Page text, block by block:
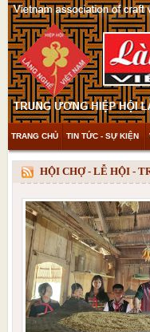
TRANG CHỦ TIN TỨC - SỰ KIỆN
THAM KHẢO & KHÁM PHÁ VIDEO
HỘI CHỢ - LỄ HỘI -